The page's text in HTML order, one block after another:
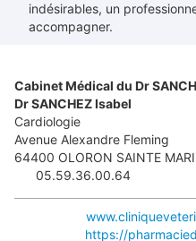
indésirables, un
accompagner.
Cabinet Médical du Dr
Dr SANCHEZ Isabel
Cardiologie
Avenue Alexandre Fleming
64400 OLORON SAINTE
05.59.36.00.64
https://